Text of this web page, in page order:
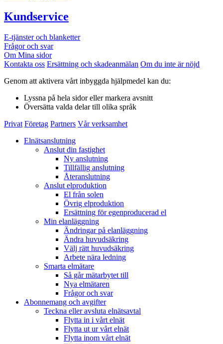
Kundservice
E-tjänster och blanketter
Frågor och svar
Om Mina sidor
Kontakta oss Ersättning och skadeanmälan Om du inte är nöjd
Genom att aktivera vårt inbyggda hjälpmedel kan du:
Lyssna på hela sidor eller markera avsnitt
Översätta valda delar till olika språk
Privat Företag Partners Vår verksamhet
Elnätsanslutning
Anslut din fastighet
Ny anslutning
Tillfällig anslutning
Återanslutning
Anslut elproduktion
El från solen
Övrig elproduktion
Ersättning för egenproducerad el
Min elanläggning
Ändringar på elanläggning
Ändra huvudsäkring
Välj rätt huvudsäkring
Arbete nära ledning
Smarta elmätare
Så går mätarbytet till
Nya elmätaren
Frågor och svar
Abonnemang och avgifter
Teckna eller avsluta elnätsavtal
Flytta in i vårt elnät
Flytta ut ur vårt elnät
Flytta inom vårt elnät